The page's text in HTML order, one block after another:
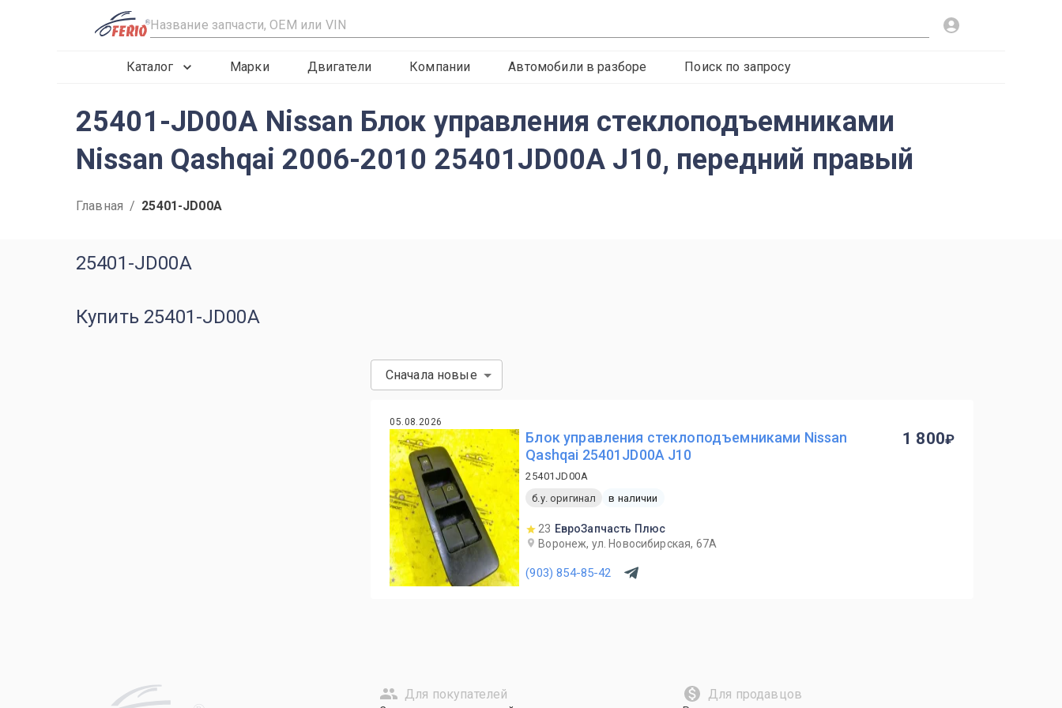
R
Каталог Марки Двигатели Компании Автомобили в разборе Поиск по запросу
25401-JD00A Nissan Блок управления стеклоподъемниками
Nissan Qashqai 2006-2010 25401JD00A J10, передний правый
Главная / 25401-JD00A
25401-JD00A
Купить 25401-JD00A
Сначала новые
05.08.2026
Блок управления стеклоподъемниками Nissan
Qashqai 25401JD00A J10
25401JD00A
б.у. оригинал
в наличии
23 ЕвроЗапчасть Плюс
Воронеж, ул. Новосибирская, 67А
(903) 854-85-42
1 800
Для покупателей Для продавцов